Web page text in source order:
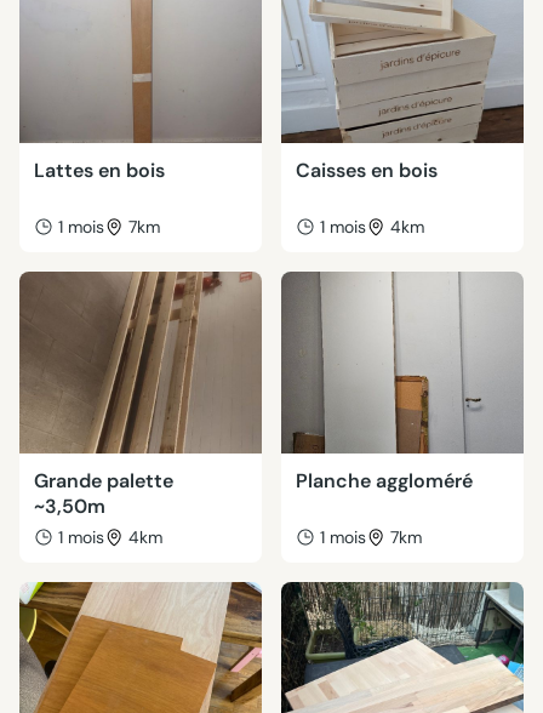
Lattes en bois
1 mois 7km
Caisses en bois
1 mois 4km
Grande palette
~3,50m
1 mois 4km
Planche aggloméré
1 mois 7km